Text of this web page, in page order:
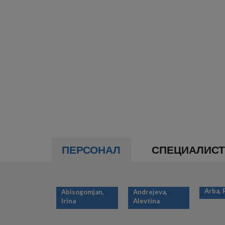
ПЕРСОНАЛ
Abisogomjan,
Irina
Andrejeva,
Alevtina
Arba,
НУМЕРАЦИЯ